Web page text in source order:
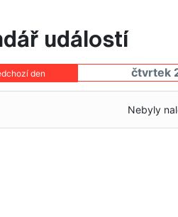
událostí
den čtvrtek
Nebyly